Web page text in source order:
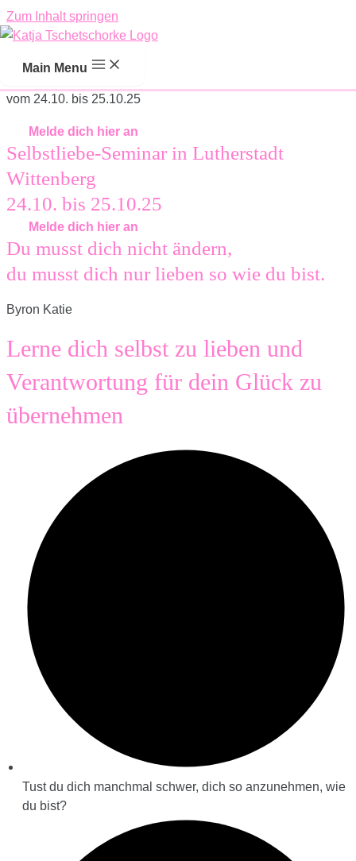
Zum Inhalt springen
Main Menu
Selbstliebe-Seminar in Lutherstadt
Wittenberg
vom 24.10. bis 25.10.25
Melde dich hier an
Selbstliebe-Seminar in Lutherstadt
Wittenberg
24.10. bis 25.10.25
Melde dich hier an
Du musst dich nicht ändern,
du musst dich nur lieben so wie du bist.
Byron Katie
Lerne dich selbst zu lieben und
Verantwortung für dein Glück zu
übernehmen
Tust du dich manchmal schwer, dich so anzunehmen, wie
du bist?